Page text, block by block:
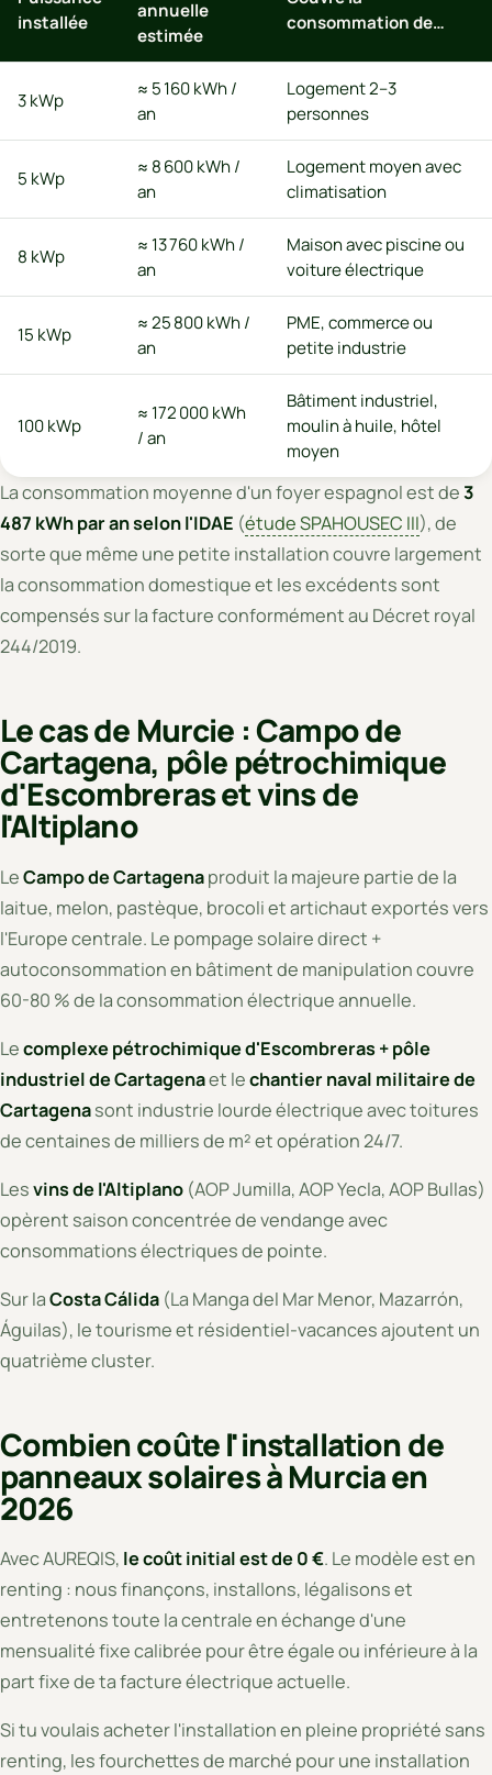
installée
annuelle
estimée
consommation de…
3 kWp
≈ 5 160 kWh /
an
Logement 2–3
personnes
5 kWp
≈ 8 600 kWh /
an
Logement moyen avec
climatisation
8 kWp
≈ 13 760 kWh /
an
Maison avec piscine ou
voiture électrique
15 kWp
≈ 25 800 kWh /
an
PME, commerce ou
petite industrie
100 kWp
≈ 172 000 kWh
/ an
Bâtiment industriel,
moulin à huile, hôtel
moyen
La consommation moyenne d'un foyer espagnol est de3
487 kWh par an selon l'IDAE (étude SPAHOUSEC III), de
sorte que même une petite installation couvre largement
la consommation domestique et les excédents sont
compensés sur la facture conformément au Décret royal
244/2019.
Le cas de Murcie : Campo de
Cartagena, pôle pétrochimique
d'Escombreras et vins de
l'Altiplano
LeCampo de Cartagenaproduit la majeure partie de la
laitue, melon, pastèque, brocoli et artichaut exportés vers
l'Europe centrale. Le pompage solaire direct +
autoconsommation en bâtiment de manipulation couvre
60-80 % de la consommation électrique annuelle.
Lecomplexe pétrochimique d'Escombreras + pôle
industriel de Cartagenaet lechantier naval militaire de
Cartagenasont industrie lourde électrique avec toitures
de centaines de milliers de m² et opération 24/7.
Lesvins de l'Altiplano (AOP Jumilla, AOP Yecla, AOP Bullas)
opèrent saison concentrée de vendange avec
consommations électriques de pointe.
Sur laCosta Cálida (La Manga del Mar Menor, Mazarrón,
Águilas), le tourisme et résidentiel-vacances ajoutent un
quatrième cluster.
Combien coûte l'installation de
panneaux solaires à Murcia en
2026
Avec AUREQIS, le coût initial est de 0 €. Le modèle est en
renting : nous finançons, installons, légalisons et
entretenons toute la centrale en échange d'une
mensualité fixe calibrée pour être égale ou inférieure à la
part fixe de ta facture électrique actuelle.
Si tu voulais acheter l'installation en pleine propriété sans
renting, les fourchettes de marché pour une installation